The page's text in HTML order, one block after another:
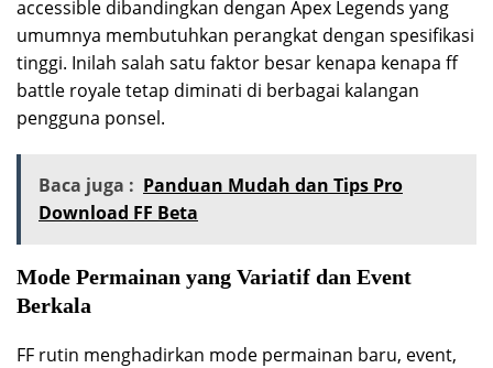
accessible dibandingkan dengan Apex Legends yang
umumnya membutuhkan perangkat dengan spesifikasi
tinggi. Inilah salah satu faktor besar kenapa kenapa ff
battle royale tetap diminati di berbagai kalangan
pengguna ponsel.
Baca juga : Panduan Mudah dan Tips Pro
Download FF Beta
Mode Permainan yang Variatif dan Event
Berkala
FF rutin menghadirkan mode permainan baru, event,